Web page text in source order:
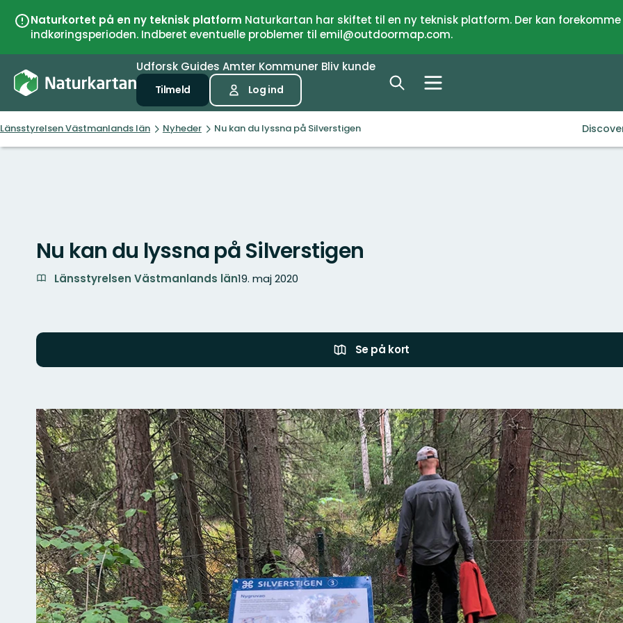
Naturkortet på en ny teknisk platform Naturkartan har skiftet til en ny teknisk platform. Der kan
indkøringsperioden. Indberet eventuelle problemer til emil@outdoormap.com.
Udforsk Guides Amter Kommuner Bliv kunde
Tilmeld Log ind
Länsstyrelsen Västmanlands län Nyheder Nu kan du lyssna på Silverstigen
Nu kan du lyssna på Silverstigen
Länsstyrelsen Västmanlands län19. maj 2020
Se på kort
Billeder